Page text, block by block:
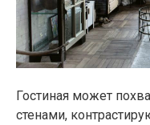
Гостиная может
стенами,